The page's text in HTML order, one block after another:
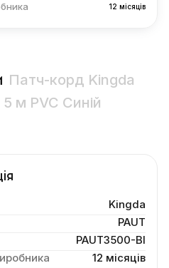
12 місяців
Патч-корд Kingda
м PVC Синій
Kingda
PAUT
PAUT3500-Bl
12 місяців